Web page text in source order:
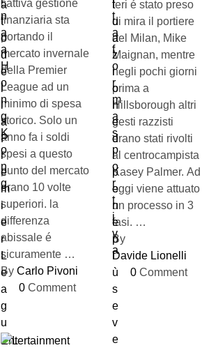
cattiva gestione
finanziaria sta
portando il
mercato invernale
della Premier
League ad un
minimo di spesa
storico. Solo un
anno fa i soldi
spesi a questo
punto del mercato
erano 10 volte
superiori. la
differenza
abissale é
sicuramente …
By Carlo Pivoni
0 Comment
Ieri é stato preso
di mira il portiere
del Milan, Mike
Maignan, mentre
negli pochi giorni
prima a
Hillsborough altri
gesti razzisti
erano stati rivolti
al centrocampista
Kasey Palmer. Ad
oggi viene attuato
un processo in 3
fasi. …
By
Davide Lionelli
0 Comment
Entertainment